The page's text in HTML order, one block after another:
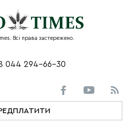
Всі права застережено.
044 294-66-30